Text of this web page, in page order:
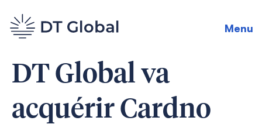
Menu
DT Global va
acquérir Cardno